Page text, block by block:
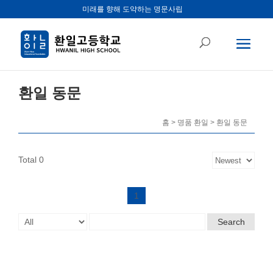
미래를 향해 도약하는 명문사립
환일 동문
홈 > 명품 환일 > 환일 동문
Total 0
1
Search